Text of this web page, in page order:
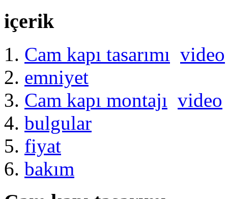
içerik
Cam kapı tasarımı video
emniyet
Cam kapı montajı video
bulgular
fiyat
bakım